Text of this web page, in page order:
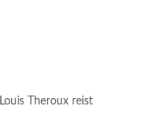
Louis Theroux reist